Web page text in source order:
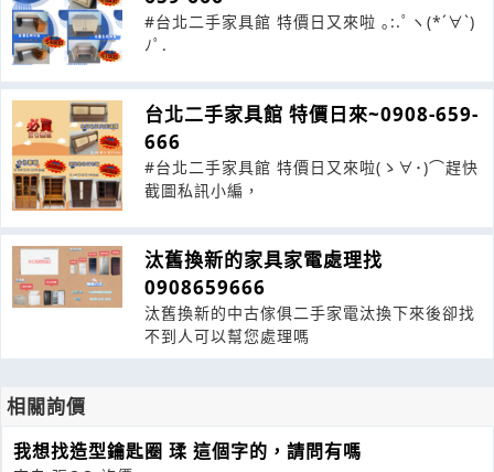
#台北二手家具館 特價日又來啦 ｡:.ﾟヽ(*´∀`)
ﾉﾟ.
台北二手家具館 特價日來~0908-659-
666
#台北二手家具館 特價日又來啦(ゝ∀･)⌒趕快
截圖私訊小編，
汰舊換新的家具家電處理找
0908659666
汰舊換新的中古傢俱二手家電汰換下來後卻找
不到人可以幫您處理嗎
相關詢價
我想找造型鑰匙圈 瑈 這個字的，請問有嗎